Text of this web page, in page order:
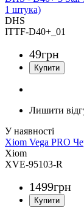
1 штука)
DHS
ITTF-D40+_01
49грн
Лишити
Xiom Vega PRO
Xiom
XVE-95103-R
1499грн